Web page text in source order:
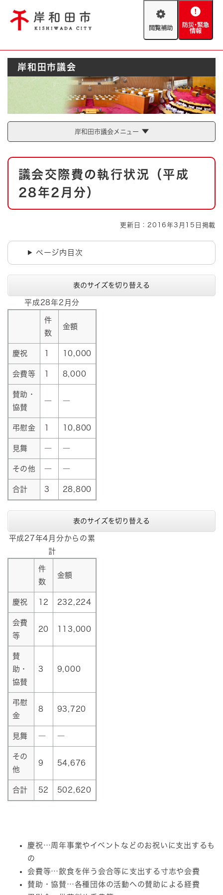
閲
助
防
緊
情
報
Foreign language
やさしい日本語
とじる
防災・緊急情報
ハザードマップ AED設置箇所
とじる
岸和田市議会
岸和田市議会メニュー
本
議会交際費の執行状況（平成
28年2月分）
更新日：2016年3月15日掲載
ページ内目次
表のサイズを切り替える
平成28年2月分
件
数
金額
慶祝 1 10,000
会費等 1 8,000
賛助・
協賛
― ―
弔慰金 1 10,800
見舞 ― ―
その他 ― ―
合計 3 28,800
表のサイズを切り替える
平成27年4月分からの累
計
件
数
金額
慶祝 12 232,224
会費
等
20 113,000
賛
助・
協賛
3 9,000
弔慰
金
8 93,720
見舞 ― ―
その
他
9 54,676
合計 52 502,620
慶祝…周年事業やイベントなどのお祝いに支出するも
の
会費等…飲食を伴う会合等に支出する寸志や会費
賛助・協賛…各種団体の活動への賛助による経費